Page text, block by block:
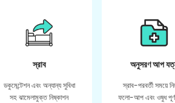
স্রাব
ডকুমেন্টেশন এবং অন্যান্য সুবিধা
সহ ঝামেলামুক্ত নিষ্কাশন
অনুসরণ আপ
স্রাব-পরবর্তী সময়ে
ফলো-আপ এবং ওষুধ